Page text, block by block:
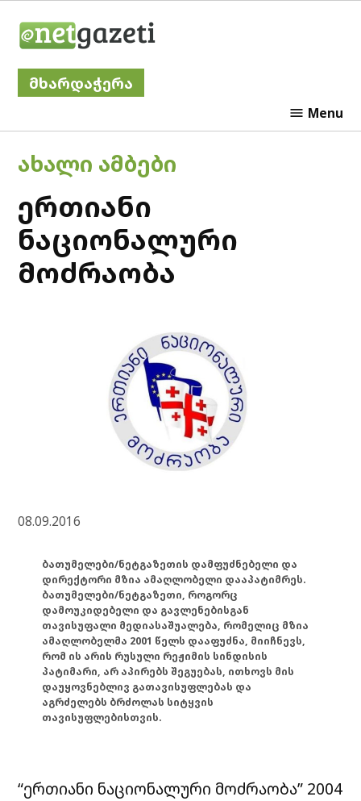
მხარდაჭერა
Menu
POSTED
IN
ᲐᲮᲐᲚᲘ ᲐᲛᲑᲔᲑᲘ
ერთიანი
ნაციონალური
მოძრაობა
08.09.2016
ბათუმელები/ნეტგაზეთის დამფუძნებელი და
დირექტორი მზია ამაღლობელი დააპატიმრეს.
ბათუმელები/ნეტგაზეთი, როგორც
დამოუკიდებელი და გავლენებისგან
თავისუფალი მედიასაშუალება, რომელიც მზია
ამაღლობელმა 2001 წელს დააფუძნა, მიიჩნევს,
რომ ის არის რუსული რეჟიმის სინდისის
პატიმარი, არ აპირებს შეგუებას, ითხოვს მის
დაუყოვნებლივ გათავისუფლებას და
აგრძელებს ბრძოლას სიტყვის
თავისუფლებისთვის.
“ერთიანი ნაციონალური მოძრაობა” 2004